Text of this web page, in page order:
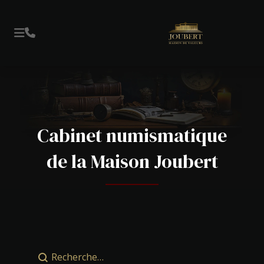
Cabinet numismatique
de la Maison Joubert
Rechercher (Num)
Rechercher